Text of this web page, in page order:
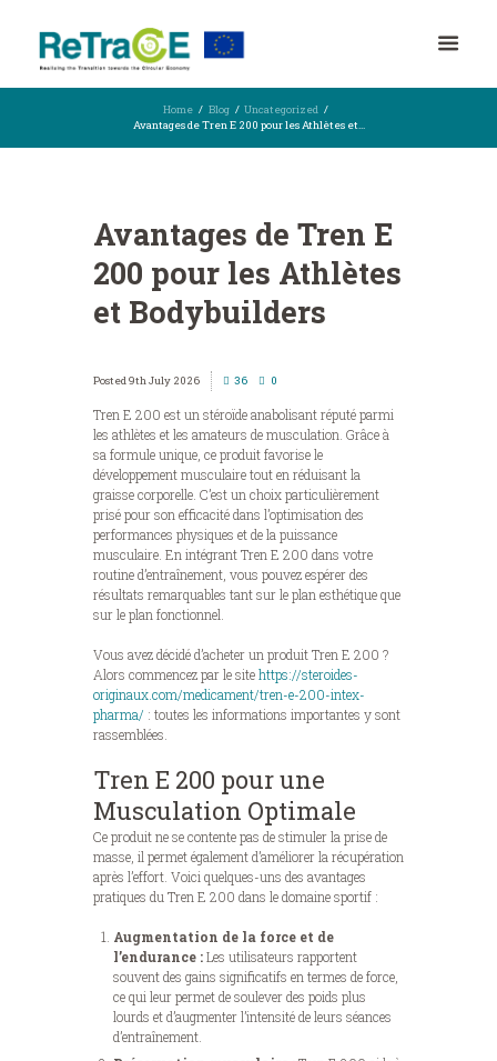
Home Blog
Uncategorized
Avantages de Tren E 200 pour les Athlètes et...
Avantages de Tren E
200 pour les Athlètes
et Bodybuilders
9th July 2026 36 0
Tren E 200 est un stéroïde anabolisant réputé parmi
les athlètes et les amateurs de musculation. Grâce à
sa formule unique, ce produit favorise le
développement musculaire tout en réduisant la
graisse corporelle. C’est un choix particulièrement
prisé pour son efficacité dans l’optimisation des
performances physiques et de la puissance
musculaire. En intégrant Tren E 200 dans votre
routine d’entraînement, vous pouvez espérer des
résultats remarquables tant sur le plan esthétique que
sur le plan fonctionnel.
Vous avez décidé d’acheter un produit Tren E 200 ?
Alors commencez par le sitehttps://steroides-
originaux.com/medicament/tren-e-200-intex-
pharma/ : toutes les informations importantes y sont
rassemblées.
Tren E 200 pour une
Musculation Optimale
Ce produit ne se contente pas de stimuler la prise de
masse, il permet également d’améliorer la récupération
après l’effort. Voici quelques-uns des avantages
pratiques du Tren E 200 dans le domaine sportif :
Augmentation de la force et de
l’endurance :Les utilisateurs rapportent
souvent des gains significatifs en termes de force,
ce qui leur permet de soulever des poids plus
lourds et d’augmenter l’intensité de leurs séances
d’entraînement.